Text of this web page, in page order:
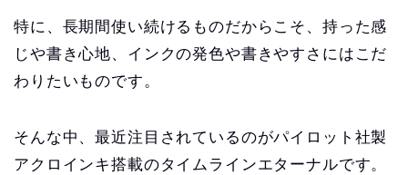
特に、長期間使い続けるものだからこそ、持った感
じや書き心地、インクの発色や書きやすさにはこだ
わりたいものです。
そんな中、最近注目されているのがパイロット社製
アクロインキ搭載のタイムラインエターナルです。